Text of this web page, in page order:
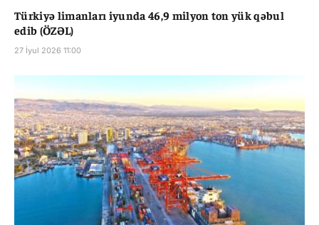
Türkiyə limanları iyunda 46,9 milyon ton yük qəbul
edib (ÖZƏL)
27 İyul 2026 11:00